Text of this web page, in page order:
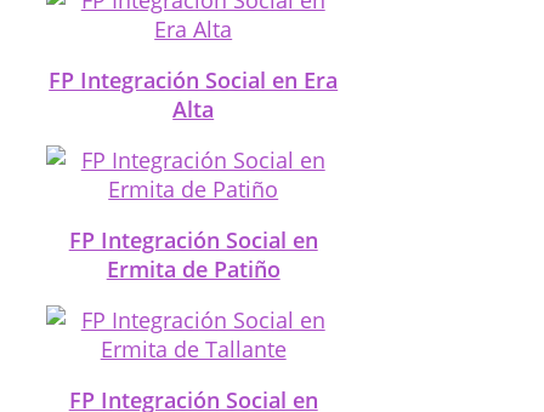
FP Integración Social en Era
Alta
FP Integración Social en
Ermita de Patiño
FP Integración Social en